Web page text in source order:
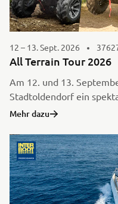
12 – 13. Sept. 2026
All Terrain Tour 2026
Am 12. und 13.
Stadtoldendorf ein
unsere neuesten ATV-
Erlebe Offroad-Action,
aus und genieße die
beim ersten ATV-
Mehr dazu